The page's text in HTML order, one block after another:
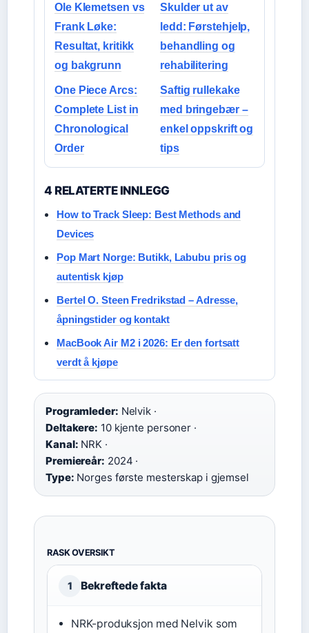
Ole Klemetsen vs
Frank Løke:
Resultat, kritikk
og bakgrunn
Skulder ut av
ledd: Førstehjelp,
behandling og
rehabilitering
One Piece Arcs:
Complete List in
Chronological
Order
Saftig rullekake
med bringebær –
enkel oppskrift og
tips
4 RELATERTE INNLEGG
How to Track Sleep: Best Methods and
Devices
Pop Mart Norge: Butikk, Labubu pris og
autentisk kjøp
Bertel O. Steen Fredrikstad – Adresse,
åpningstider og kontakt
MacBook Air M2 i 2026: Er den fortsatt
verdt å kjøpe
Programleder: Nelvik ·
Deltakere: 10 kjente personer ·
Kanal: NRK ·
Premiereår: 2024 ·
Type: Norges første mesterskap i gjemsel
RASK OVERSIKT
1 Bekreftede fakta
NRK-produksjon med Nelvik som